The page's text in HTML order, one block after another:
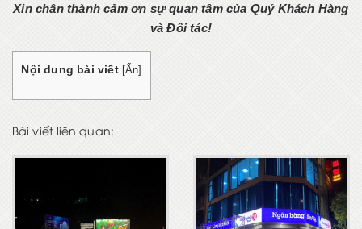
Xin chân thành cảm ơn sự quan tâm của Quý Khách Hàng
và Đối tác!
Nội dung bài viết [Ẩn]
Bài viết liên quan: